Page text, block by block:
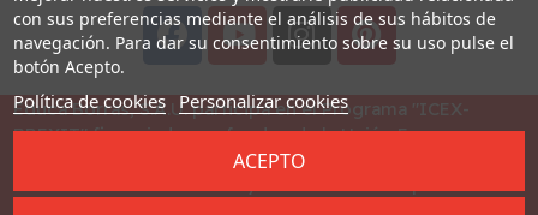
Educa Borras, S.A.U. participa en el Programa "ICEX-
BREXIT" financiado por fondos de la Unión Europea, para
mitigar las consecuencias adversas de la retirada del
con sus preferencias mediante el análisis de sus hábitos de
navegación. Para dar su consentimiento sobre su uso pulse el
botón Acepto.
Política de cookies Personalizar cookies
ACEPTO